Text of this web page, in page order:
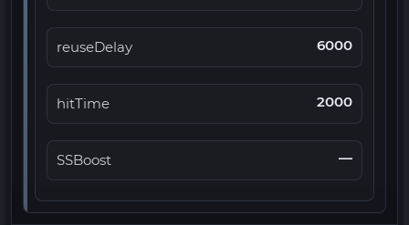
reuseDelay 6000
hitTime 2000
SSBoost —